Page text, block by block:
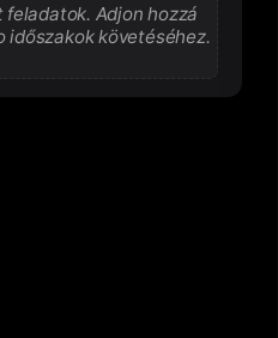
Adjon hozzá
időszakok követéséhez.